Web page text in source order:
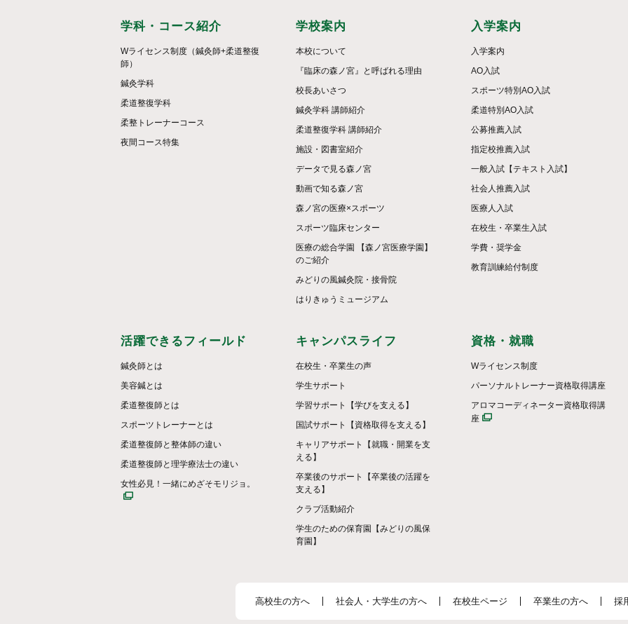
学科・コース紹介
Wライセンス制度（鍼灸師+柔道整復
師）
鍼灸学科
柔道整復学科
柔整トレーナーコース
夜間コース特集
学校案内
本校について
『臨床の森ノ宮』と呼ばれる理由
校長あいさつ
鍼灸学科 講師紹介
柔道整復学科 講師紹介
施設・図書室紹介
データで見る森ノ宮
動画で知る森ノ宮
森ノ宮の医療×スポーツ
スポーツ臨床センター
医療の総合学園 【森ノ宮医療学園】
のご紹介
みどりの風鍼灸院・接骨院
はりきゅうミュージアム
入学案内
入学案内
AO入試
スポーツ特別AO入試
柔道特別AO入試
公募推薦入試
指定校推薦入試
一般入試【テキスト入試】
社会人推薦入試
医療人入試
在校生・卒業生入試
学費・奨学金
教育訓練給付制度
活躍できるフィールド
鍼灸師とは
美容鍼とは
柔道整復師とは
スポーツトレーナーとは
柔道整復師と整体師の違い
柔道整復師と理学療法士の違い
女性必見！一緒にめざそモリジョ。
キャンパスライフ
在校生・卒業生の声
学生サポート
学習サポート【学びを支える】
国試サポート【資格取得を支える】
キャリアサポート【就職・開業を支
える】
卒業後のサポート【卒業後の活躍を
支える】
クラブ活動紹介
学生のための保育園【みどりの風保
育園】
資格・就職
Wライセンス制度
パーソナルトレーナー資格取得講座
アロマコーディネーター資格取得講
座
高校生の方へ 社会人・大学生の方へ 在校生ページ 卒業生の方へ 採